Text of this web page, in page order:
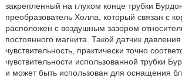
закрепленный на глухом конце трубки
преобразователь Холла, который связан с
расположен с воздушным зазором
постоянного магнита. Такой датчик
чувствительность, практически точно
чувствительности использованной трубки
и может быть использован для оснащения